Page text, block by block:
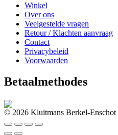
Winkel
Over ons
Veelgestelde vragen
Retour / Klachten aanvraag
Contact
Privacybeleid
Voorwaarden
Betaalmethodes
© 2026 Kluitmans Berkel-Enschot